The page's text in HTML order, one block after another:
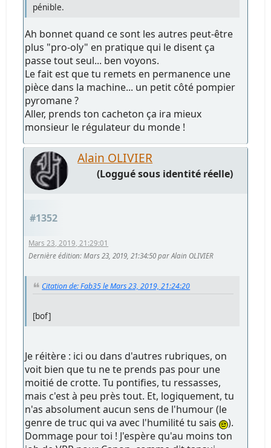
pénible.
Ah bonnet quand ce sont les autres peut-être
plus "pro-oly" en pratique qui le disent ça
passe tout seul... ben voyons.
Le fait est que tu remets en permanence une
pièce dans la machine... un petit côté pompier
pyromane ?
Aller, prends ton cacheton ça ira mieux
monsieur le régulateur du monde !
Alain OLIVIER
(Loggué sous identité réelle)
#1352
Mars 23, 2019, 21:29:01
Dernière édition: Mars 23, 2019, 21:34:50 par Alain OLIVIER
Citation de: Fab35 le Mars 23, 2019, 21:24:20
[bof]
Je réitère : ici ou dans d'autres rubriques, on
voit bien que tu ne te prends pas pour une
moitié de crotte. Tu pontifies, tu ressasses,
mais c'est à peu près tout. Et, logiquement, tu
n'as absolument aucun sens de l'humour (le
genre de truc qui va avec l'humilité tu sais
).
Dommage pour toi ! J'espère qu'au moins ton